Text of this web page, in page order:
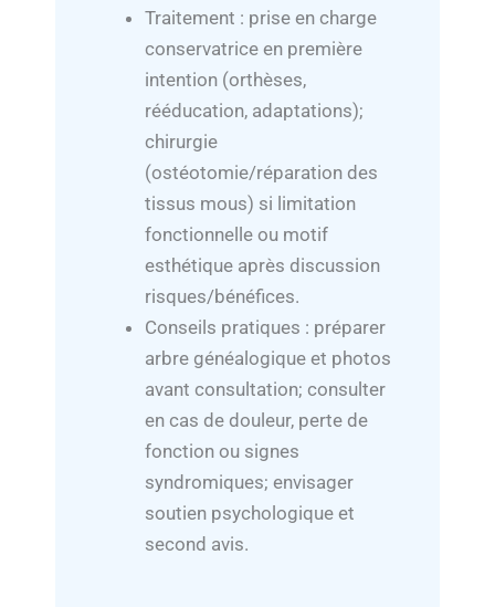
Traitement : prise en charge
conservatrice en première
intention (orthèses,
rééducation, adaptations);
chirurgie
(ostéotomie/réparation des
tissus mous) si limitation
fonctionnelle ou motif
esthétique après discussion
risques/bénéfices.
Conseils pratiques : préparer
arbre généalogique et photos
avant consultation; consulter
en cas de douleur, perte de
fonction ou signes
syndromiques; envisager
soutien psychologique et
second avis.